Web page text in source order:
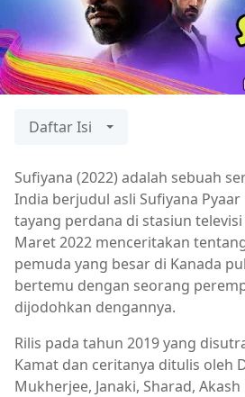
Daftar Isi
Sufiyana (2022) adalah sebuah
India berjudul asli Sufiyana Pyaar
tayang perdana di stasiun
Maret 2022 menceritakan
pemuda yang besar di Kanada
bertemu dengan seorang
dijodohkan dengannya.
Rilis pada tahun 2019 yang
Kamat dan ceritanya ditulis oleh
Mukherjee, Janaki, Sharad,